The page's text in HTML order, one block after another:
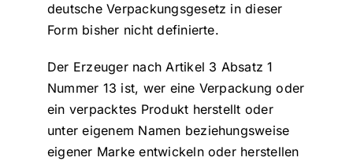
deutsche Verpackungsgesetz in dieser
Form bisher nicht definierte.
Der Erzeuger nach Artikel 3 Absatz 1
Nummer 13 ist, wer eine Verpackung oder
ein verpacktes Produkt herstellt oder
unter eigenem Namen beziehungsweise
eigener Marke entwickeln oder herstellen